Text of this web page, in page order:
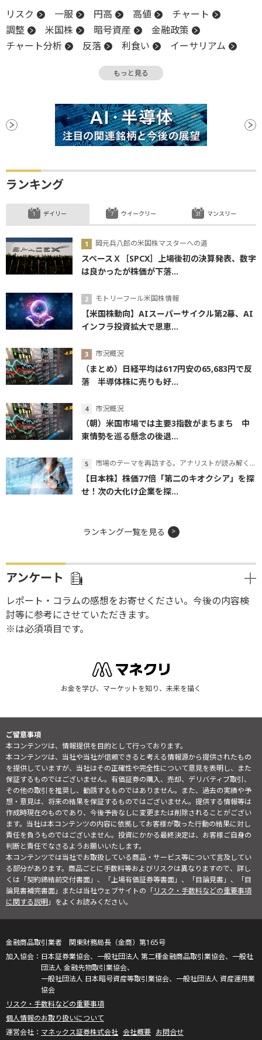
リスク 一服 円高 高値
チャート
調整
米国株 暗号資産
金融政策
チャート分析
反落 利食い
イーサリアム
もっと見る
ランキング
デイリー
岡元兵八郎の米国株マスターへの道
スペースＸ［SPCX］上場後初の決算発表、数字
は良かったが株価が下落...
モトリーフール米国株情報
【米国株動向】AIスーパーサイクル第2幕、AI
インフラ投資拡大で恩恵...
市況概況
（まとめ）日経平均は617円安の65,683円で反
落 半導体株に売りも好...
市況概況
（朝）米国市場では主要3指数がまちまち 中
東情勢を巡る懸念の後退...
市場のテーマを再訪する。アナリストが読み解くテーマの本質
【日本株】株価77倍「第二のキオクシア」を探
せ！次の大化け企業を探...
ウイークリー マンスリー
ランキング一覧を見る
アンケート
レポート・コラムの感想をお寄せください。今後の内容検
討等に参考にさせていただきます。
※は必須項目です。
お金を学び、マーケットを知り、未来を描く
ご留意事項
本コンテンツは、情報提供を目的として行っております。
本コンテンツは、当社や当社が信頼できると考える情報源から提供されたもの
を提供していますが、当社はその正確性や完全性について意見を表明し、また
保証するものではございません。有価証券の購入、売却、デリバティブ取引、
その他の取引を推奨し、勧誘するものではありません。また、過去の実績や予
想・意見は、将来の結果を保証するものではございません。提供する情報等は
作成時現在のものであり、今後予告なしに変更または削除されることがござい
ます。当社は本コンテンツの内容に依拠してお客様が取った行動の結果に対し
責任を負うものではございません。投資にかかる最終決定は、お客様ご自身の
判断と責任でなさるようお願いいたします。
本コンテンツでは当社でお取扱している商品・サービス等について言及してい
る部分があります。商品ごとに手数料等およびリスクは異なりますので、詳し
くは「契約締結前交付書面」、「上場有価証券等書面」、「目論見書」、「目
論見書補完書面」または当社ウェブサイトの「リスク・手数料などの重要事項
に関する説明」をよくお読みください。
金融商品取引業者 関東財務局長（金商）第165号
日本証券業協会、一般社団法人 第二種金融商品取引業協会、一般社
団法人 金融先物取引業協会、
一般社団法人 日本暗号資産等取引業協会、一般社団法人 資産運用業
協会
リスク・手数料などの重要事項
個人情報のお取り扱いについて
マネックス証券株式会社 会社概要 お問合せ